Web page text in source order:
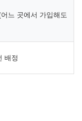
느 곳에서 가입해도
배정